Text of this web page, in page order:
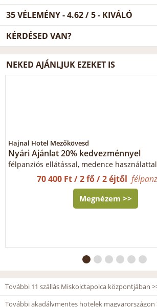
35VÉLEMÉNY -4.62/5- KIVÁLÓ
KÉRDÉSED VAN?
NEKED AJÁNLJUK EZEKET IS
Hajnal Hotel Mezőkövesd
Nyári Ajánlat 20% kedvezménnyel
félpanziós ellátással, medence
70 400 Ft / 2 fő / 2 éjtől
Megnézem >>
További 11 szállás Miskolctapolca központjában
További akadálymentes hotelek magyarországon